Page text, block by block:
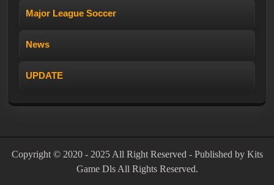
Major League Soccer
News
UPDATE
Copyright © 2020 - 2025 All Right Reserved - Published by Kits
Game Dls All Rights Reserved.